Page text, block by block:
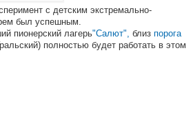
с детским экстремально-
был успешным.
пионерский лагерь"Салют", близ порога
полностью будет работать в этом